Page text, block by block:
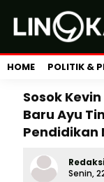
HOME POLITIK &
Sosok
Baru Ayu
Pendidikan
Redaksi
Senin,